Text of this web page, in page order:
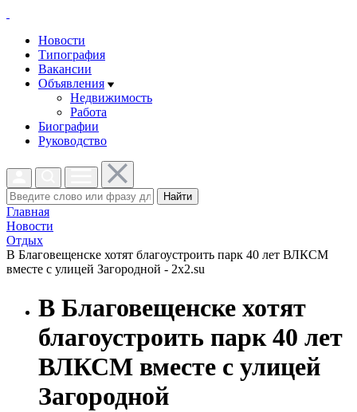
Новости
Типография
Вакансии
Объявления
Недвижимость
Работа
Биографии
Руководство
Найти
Главная
Новости
Отдых
В Благовещенске хотят благоустроить парк 40 лет ВЛКСМ
вместе с улицей Загородной - 2x2.su
В Благовещенске хотят
благоустроить парк 40 лет
ВЛКСМ вместе с улицей
Загородной